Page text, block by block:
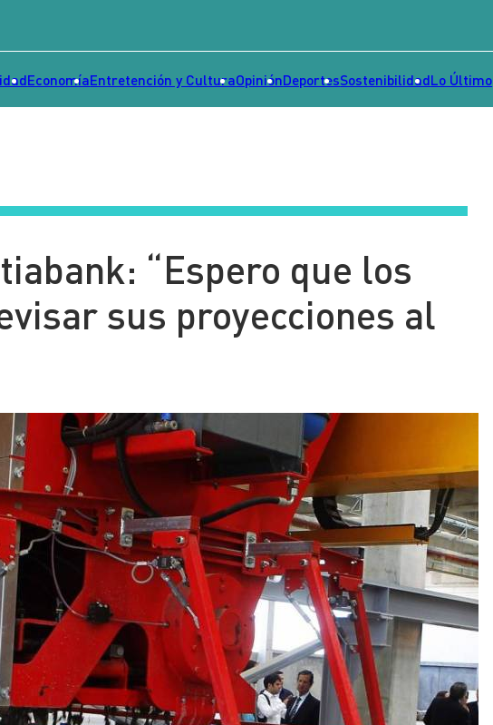
EconomíaEntretención y CulturaOpiniónDeportesSostenibilidadLo Último
“Espero que los
sus proyecciones al